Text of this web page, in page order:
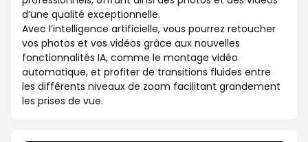
d’une qualité exceptionnelle.
Avec l’intelligence artificielle, vous pourrez retoucher
vos photos et vos vidéos grâce aux nouvelles
fonctionnalités IA, comme le montage vidéo
automatique, et profiter de transitions fluides entre
les différents niveaux de zoom facilitant grandement
les prises de vue.